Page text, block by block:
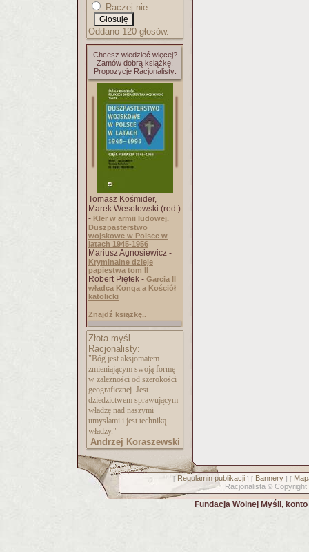
Raczej nie
Oddano 120 głosów.
Chcesz wiedzieć więcej?
Zamów dobrą książkę.
Propozycje Racjonalisty:
Tomasz Kośmider,
Marek Wesołowski (red.)
- Kler w armii ludowej.
Duszpasterstwo
wojskowe w Polsce w
latach 1945-1956
Mariusz Agnosiewicz -
Kryminalne dzieje
papiestwa tom II
Robert Piętek - Garcia II
władca Konga a Kościół
katolicki
Znajdź książkę..
Złota myśl
Racjonalisty:
"Bóg jest aksjomatem
zmieniającym swoją formę
w zależności od szerokości
geograficznej. Jest
dziedzictwem sprawującym
władzę nad naszymi
umysłami i jest techniką
władzy."
Andrzej Koraszewski
[ Regulamin publikacji] [ Bannery] [
Racjonalista © Copyright
Fundacja Wolnej Myśli,